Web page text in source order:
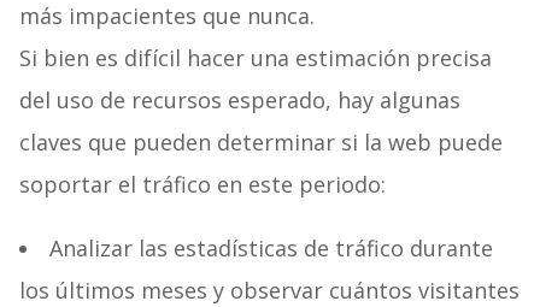
más impacientes que nunca.
Si bien es difícil hacer una estimación precisa
del uso de recursos esperado, hay algunas
claves que pueden determinar si la web puede
soportar el tráfico en este periodo:
Analizar las estadísticas de tráfico durante
los últimos meses y observar cuántos visitantes